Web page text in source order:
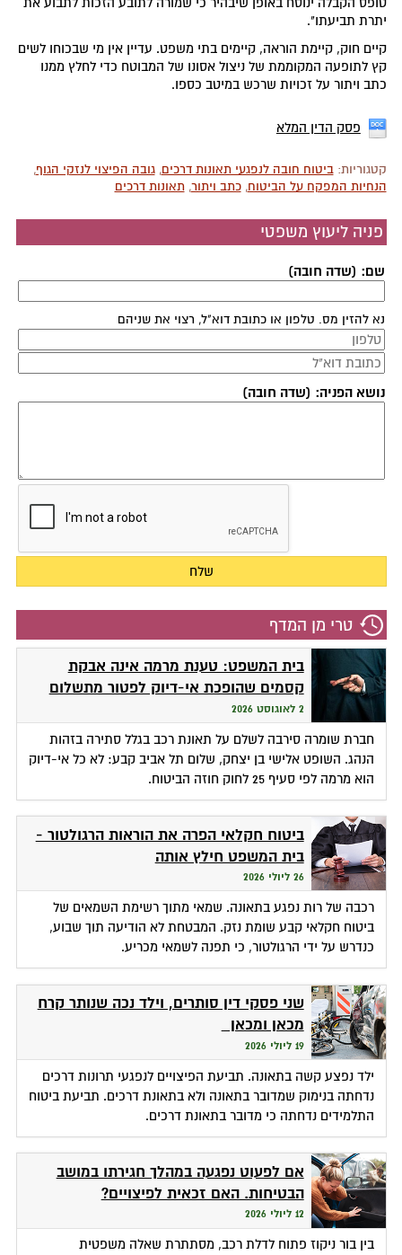
יתרת תביעתו".
קיים חוק, קיימת הוראה, קיימים בתי משפט. עדיין אין מי שבכוחו לשים
קץ לתופעה המקוממת של ניצול אסונו של המבוטח כדי לחלץ ממנו
כתב ויתור על זכויות שרכש במיטב כספו.
פסק הדין המלא
קטגוריות:ביטוח חובה לנפגעי תאונות דרכים,גובה הפיצוי לנזקי הגוף,
הנחיות המפקח על הביטוח,כתב ויתור,תאונות דרכים
פניה ליעוץ משפטי
שם: (שדה חובה)
נא להזין מס. טלפון או כתובת דוא"ל, רצוי את שניהם
נושא הפניה: (שדה חובה)
טרי מן המדף
בית המשפט: טענת מרמה אינה אבקת
קסמים שהופכת אי-דיוק לפטור מתשלום
2 לאוגוסט 2026
חברת שומרה סירבה לשלם על תאונת רכב בגלל סתירה בזהות
הנהג. השופט אלישי בן יצחק, שלום תל אביב קבע: לא כל אי-דיוק
הוא מרמה לפי סעיף 25 לחוק חוזה הביטוח.
ביטוח חקלאי הפרה את הוראות הרגולטור -
בית המשפט חילץ אותה
26 ליולי 2026
רכבה של רות נפגע בתאונה. שמאי מתוך רשימת השמאים של
ביטוח חקלאי קבע שומת נזק. המבטחת לא הודיעה תוך שבוע,
כנדרש על ידי הרגולטור, כי תפנה לשמאי מכריע.
שני פסקי דין סותרים, וילד נכה שנותר קרח
מכאן ומכאן
19 ליולי 2026
ילד נפצע קשה בתאונה. תביעת הפיצויים לנפגעי תרונות דרכים
נדחתה בנימוק שמדובר בתאונה ולא בתאונת דרכים. תביעת ביטוח
התלמידים נדחתה כי מדובר בתאונת דרכים.
אם לפעוט נפגעה במהלך חגירתו במושב
הבטיחות. האם זכאית לפיצויים?
12 ליולי 2026
בין בור ניקוז פתוח לדלת רכב, מסתתרת שאלה משפטית